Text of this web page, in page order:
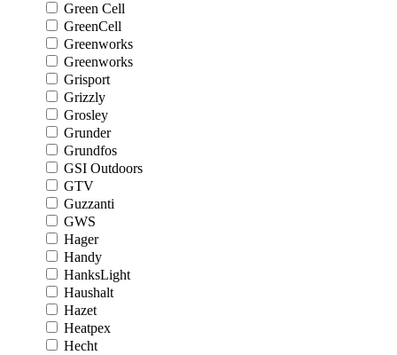
Green Cell
GreenCell
Greenworks
Greenworks
Grisport
Grizzly
Grosley
Grunder
Grundfos
GSI Outdoors
GTV
Guzzanti
GWS
Hager
Handy
HanksLight
Haushalt
Hazet
Heatpex
Hecht